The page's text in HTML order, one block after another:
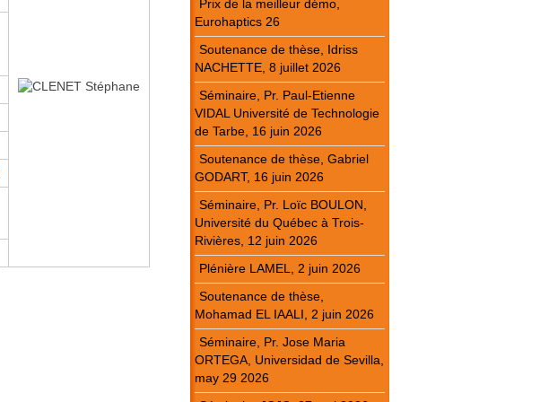
Prix de la meilleur démo,
Eurohaptics 26
Soutenance de thèse, Idriss
NACHETTE, 8 juillet 2026
Séminaire, Pr. Paul-Etienne
VIDAL Université de Technologie
de Tarbe, 16 juin 2026
Soutenance de thèse, Gabriel
GODART, 16 juin 2026
Séminaire, Pr. Loïc BOULON,
Université du Québec à Trois-
Rivières, 12 juin 2026
Plénière LAMEL, 2 juin 2026
Soutenance de thèse,
Mohamad EL IAALI, 2 juin 2026
Séminaire, Pr. Jose Maria
ORTEGA, Universidad de Sevilla,
may 29 2026